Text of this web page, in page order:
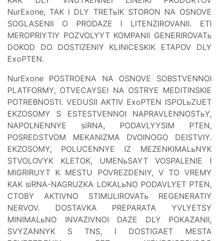
NurExone, TAK I DLY TRETьIK STORON NA OSNOVE
SOGLASENII O PRODAZE I LITENZIROVANII. ETI
MEROPRIYTIY POZVOLYYT KOMPANII GENERIROVATь
DOKOD DO DOSTIZENIY KLINICESKIK ETAPOV DLY
ExoPTEN.
NurExone POSTROENA NA OSNOVE SOBSTVENNOI
PLATFORMY, OTVECAYSEI NA OSTRYE MEDITINSKIE
POTREBNOSTI. VEDUSII AKTIV ExoPTEN ISPOLьZUET
EKZOSOMY S ESTESTVENNOI NAPRAVLENNOSTьY,
NAPOLNENNYE siRNA, PODAVLYYSIM PTEN,
POSREDSTVOM MEKANIZMA DVOINOGO DEISTVIY.
EKZOSOMY, POLUCENNYE IZ MEZENKIMALьNYK
STVOLOVYK KLETOK, UMENьSAYT VOSPALENIE I
MIGRIRUYT K MESTU POVREZDENIY, V TO VREMY
KAK siRNA-NAGRUZKA LOKALьNO PODAVLYET PTEN,
CTOBY AKTIVNO STIMULIROVATь REGENERATIY
NERVOV. DOSTAVKA PREPARATA YVLYETSY
MINIMALьNO INVAZIVNOI DAZE DLY POKAZANII,
SVYZANNYK S TNS, I DOSTIGAET MESTA